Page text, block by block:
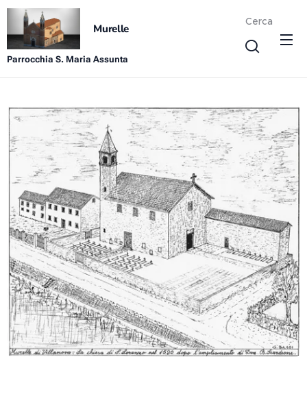
Murelle
Parrocchia S. Maria Assunta
Cerca